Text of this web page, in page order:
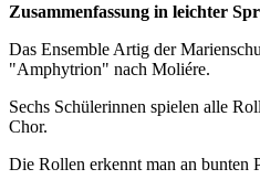
Zusammenfassung in leichter
Das Ensemble Artig der
"Amphytrion" nach Moliére.
Sechs Schülerinnen spielen alle
Chor.
Die Rollen erkennt man an bunten